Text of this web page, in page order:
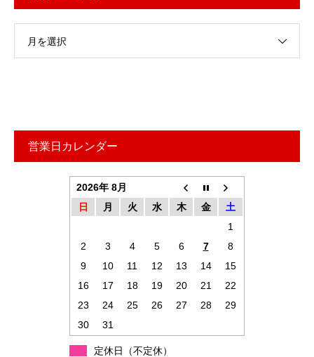
月を選択
営業日カレンダー
2026年 8月
日
月 火 水 木 金
土
1
2
3 4 5 6 7
8
9
10 11 12 13 14
15
16
17 18 19 20 21
22
23
24 25 26 27 28
29
30
31
定休日（不定休）